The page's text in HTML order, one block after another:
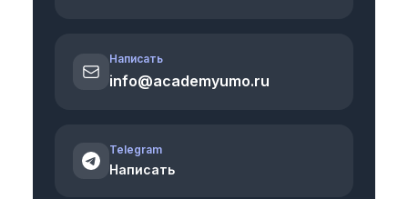
Написать
info@academyumo.ru
Telegram
Написать